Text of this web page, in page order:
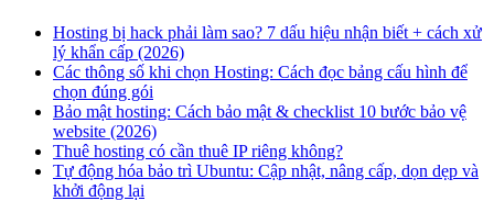
Hosting bị hack phải làm sao? 7 dấu hiệu nhận biết + cách xử
lý khẩn cấp (2026)
Các thông số khi chọn Hosting: Cách đọc bảng cấu hình để
chọn đúng gói
Bảo mật hosting: Cách bảo mật & checklist 10 bước bảo vệ
website (2026)
Thuê hosting có cần thuê IP riêng không?
Tự động hóa bảo trì Ubuntu: Cập nhật, nâng cấp, dọn dẹp và
khởi động lại